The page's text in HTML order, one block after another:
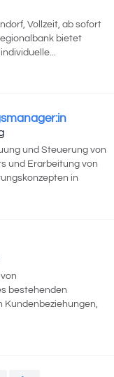
Vollzeit, ab sofort
bietet
und Steuerung von
und Erarbeitung von
in
bestehenden
Kundenbeziehungen,